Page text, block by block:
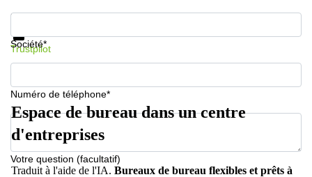
Société*
Numéro de téléphone*
Votre question (facultatif)
Informations et prix
Trustpilot
Espace de bureau dans un centre
d'entreprises
Traduit à l'aide de l'IA. Bureaux de bureau flexibles et prêts à